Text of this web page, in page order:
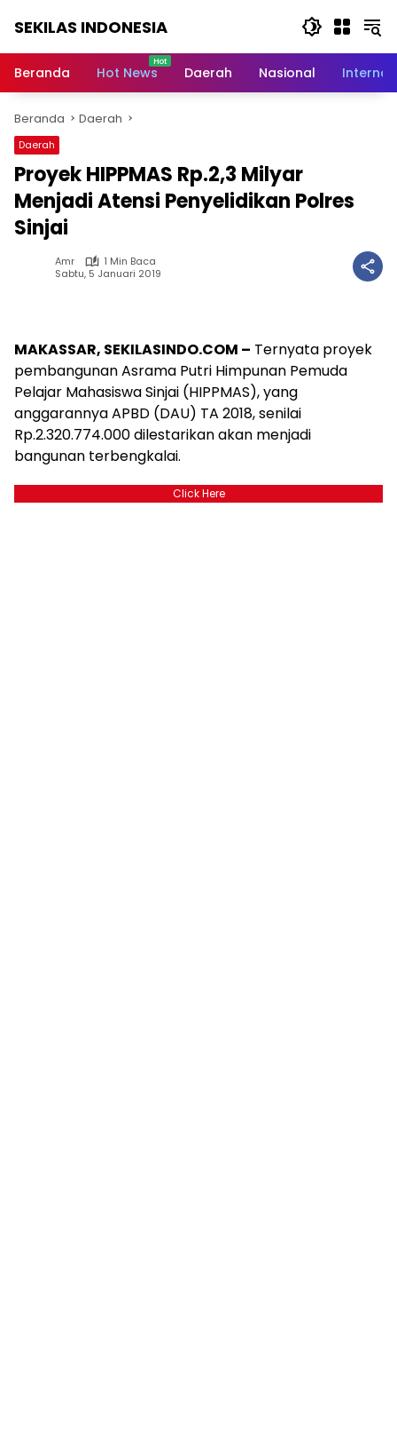
SEKILAS INDONESIA
Terkini,
Latest
World,
Headlines,
News
Today
Beranda Hot News Daerah Nasional
Beranda Daerah
Daerah
Proyek HIPPMAS Rp.2,3 Milyar
Menjadi Atensi Penyelidikan Polres
Sinjai
Amr
1 Min Baca
Sabtu, 5 Januari 2019
MAKASSAR, SEKILASINDO.COM – Ternyata proyek
pembangunan Asrama Putri Himpunan Pemuda
Pelajar Mahasiswa Sinjai (HIPPMAS), yang
anggarannya APBD (DAU) TA 2018, senilai
Rp.2.320.774.000 dilestarikan akan menjadi
bangunan terbengkalai.
Click Here